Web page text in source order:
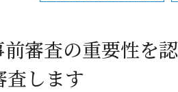
審査の重要性を
査します